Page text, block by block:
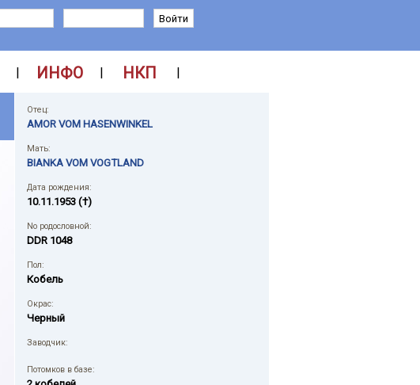
| ИНФО | НКП |
Отец:
AMOR VOM HASENWINKEL
Мать:
BIANKA VOM VOGTLAND
Дата рождения:
10.11.1953 (†)
No родословной:
DDR 1048
Пол:
Кобель
Окрас:
Черный
Заводчик:
Потомков в базе: